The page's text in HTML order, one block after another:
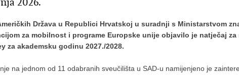
Država u Republici Hrvatskoj u suradnji s Ministarstvom
za mobilnost i programe Europske unije objavilo je natječaj
za akademsku godinu 2027./2028.
na jednom od 11 odabranih sveučilišta u SAD-u namijenjeno je